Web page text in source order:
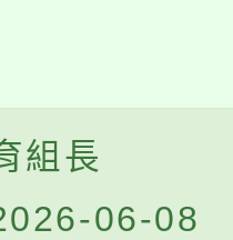
組長
06-08